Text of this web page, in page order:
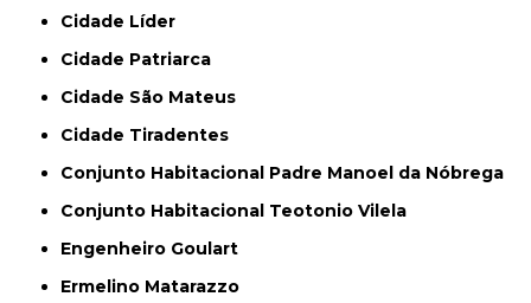
Cidade Líder
Cidade Patriarca
Cidade São Mateus
Cidade Tiradentes
Conjunto Habitacional Padre Manoel da Nóbrega
Conjunto Habitacional Teotonio Vilela
Engenheiro Goulart
Ermelino Matarazzo